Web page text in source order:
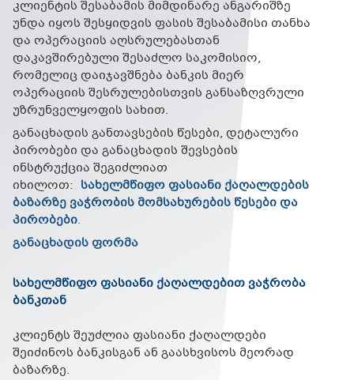
კლიენტის შესაბამის მიმდინარე ანგარიშზე
უნდა იყოს შესყიდვის ფასის შესაბამისი თანხა
და ოპერაციის აღსრულებასთან
დაკავშირებული შესაძლო საკომისიო,
რომელიც დაიჯავშნება ბანკის მიერ
ოპერაციის შესრულებისთვის განსაზღვრული
უზრუნველყოფის სახით.
განაცხადის განთავსების წესები, დეტალური
პირობები და განაცხადის შევსების
ინსტრუქცია შეგიძლიათ
იხილოთ: სახელმწიფო ფასიანი ქაღალდების
ბაზარზე ვაჭრობის მომსახურების წესები და
პირობები.
განაცხადის ფორმა
სახელმწიფო ფასიანი ქაღალდებით ვაჭრობა
ბანკთან
კლიენტს შეუძლია ფასიანი ქაღალდები
შეიძინოს ბანკისგან ან გაასხვისოს მეორად
ბაზარზე.